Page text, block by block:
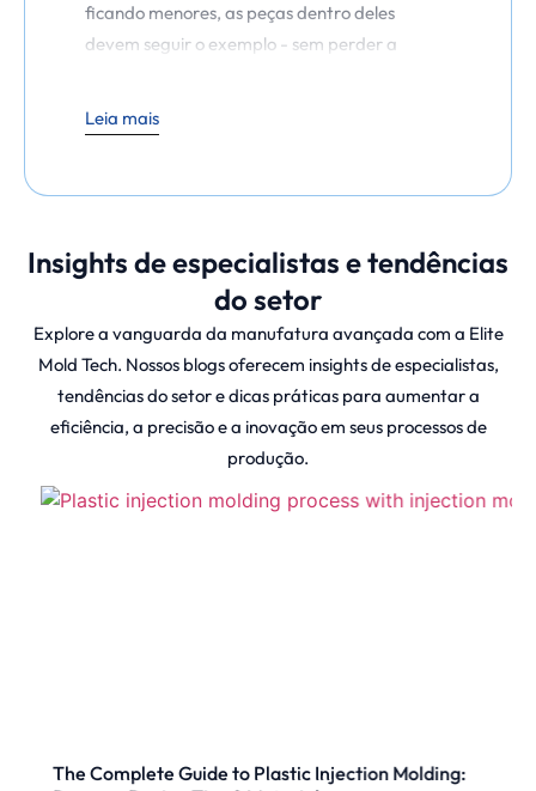
ficando menores, as peças dentro deles
devem seguir o exemplo - sem perder a
estrutural. É aí que entra a
entra em cena. Em
de componentes plásticos ultrapequenos e
perfeição em escala mínima.
A micromoldagem é mais do que apenas
miniaturização - é uma fusão de ferramentas
avançadas, tolerâncias rígidas e materiais
especializados que possibilitam inovações
eletrônica, defesa e outras.
plásticas com características microscópicas -
Leia mais
Insights de especialistas e tendências
do setor
Explore a vanguarda da manufatura avançada com a Elite
Mold Tech. Nossos blogs oferecem insights de especialistas,
tendências do setor e dicas práticas para aumentar a
eficiência, a precisão e a inovação em seus processos de
produção.
The Complete Guide to Plastic Injection Molding: